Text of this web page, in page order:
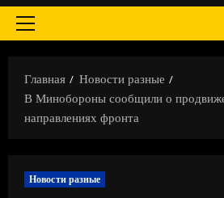
Основное
Главная
Новости разные
В Минобороны сообщили о
направлениях фронта
Новости разные